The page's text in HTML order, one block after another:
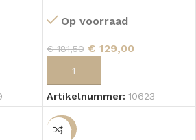
Op voorraad
€181,50 € 129,00
Artikelnummer: 10623
-29%